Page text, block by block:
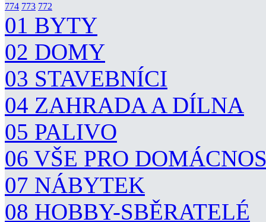
774 773 772
01 BYTY
02 DOMY
03 STAVEBNÍCI
04 ZAHRADA A DÍLNA
05 PALIVO
06 VŠE PRO
07 NÁBYTEK
08 HOBBY-SBĚRATELÉ